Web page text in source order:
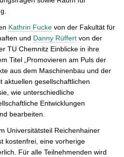
u
e
Kathrin Fucke von der Fakultät für
und Danny Rüffert von der
TU Chemnitz Einblicke in ihre
Titel „Promovieren am Puls der
aus dem Maschinenbau und der
aktuellen gesellschaftlichen
wie unterschiedliche
Entwicklungen
bearbeiten.
Universitätsteil Reichenhainer
kostenfrei, eine vorherige
Für alle Teilnehmenden wird